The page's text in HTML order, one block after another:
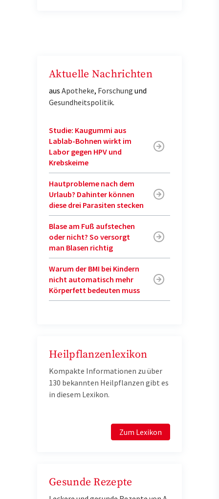
Aktuelle Nachrichten
aus Apotheke, Forschung und
Gesundheitspolitik.
Studie: Kaugummi aus
Lablab-Bohnen wirkt im
Labor gegen HPV und
Krebskeime
Hautprobleme nach dem
Urlaub? Dahinter können
diese drei Parasiten stecken
Blase am Fuß aufstechen
oder nicht? So versorgt
man Blasen richtig
Warum der BMI bei Kindern
nicht automatisch mehr
Körperfett bedeuten muss
Heilpflanzenlexikon
Kompakte Informationen zu über
130 bekannten Heilpflanzen gibt es
in diesem Lexikon.
Zum Lexikon
Gesunde Rezepte